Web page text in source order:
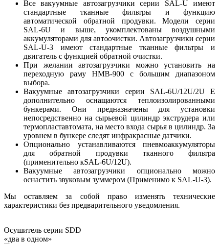
Все вакуумные автозагрузчики серии SAL-U имеют
стандартные тканные фильтры и функцию
автоматической обратной продувки. Модели серии
SAL-6U и выше, укомплектованы воздушными
аккумуляторами для автоочистки. Автозагрузчики серии
SAL-U-3 имеют стандартные тканные фильтры и
двигатель с функцией обратной очистки.
При желании автозагрузчики можно установить на
переходную раму HMB-900 с большим диапазоном
выбора.
Вакуумные автозагрузчики серии SAL-6U/12U/2U E
дополнительно оснащаются теплоизолированными
бункерами. Они предназначены для установки
непосредственно на сырьевой цилиндр экструдера или
термопластавтомата, на место входа сырья в цилиндр. За
уровнем в бункере следят инфракрасные датчики.
Опционально устанавливаются пневмоаккумуляторы
для обратной продувки тканного фильтра
(применительно кSAL-6U/12U).
Вакуумные автозагрузчики опционально можно
оснастить звуковым зуммером (Применимо к SAL-U-3).
Мы оставляем за собой право изменять технические
характеристики без предварительного уведомления.
Осушитель серии SDD
«два в одном»